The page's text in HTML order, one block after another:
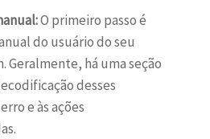
O primeiro passo é
do usuário do seu
Geralmente, há uma seção
desses
e às ações